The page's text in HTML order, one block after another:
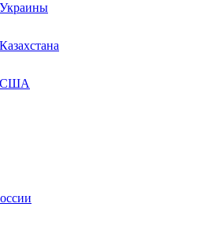
Украины
США